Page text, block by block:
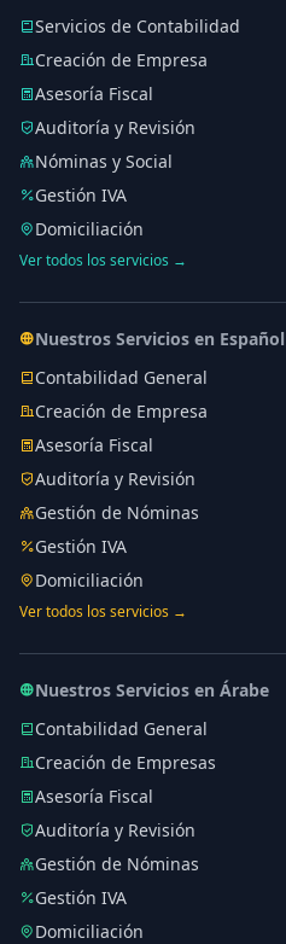
Servicios de Contabilidad
Creación de Empresa
Asesoría Fiscal
Auditoría y Revisión
Nóminas y Social
Gestión IVA
Domiciliación
Ver todos los servicios →
Nuestros Servicios en Español
Contabilidad General
Creación de Empresa
Asesoría Fiscal
Auditoría y Revisión
Gestión de Nóminas
Gestión IVA
Domiciliación
Ver todos los servicios →
Nuestros Servicios en Árabe
Contabilidad General
Creación de Empresas
Asesoría Fiscal
Auditoría y Revisión
Gestión de Nóminas
Gestión IVA
Domiciliación